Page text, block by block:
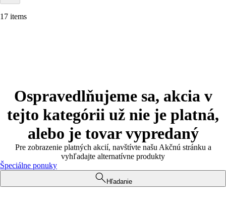
17 items
Ospravedlňujeme sa, akcia v
tejto kategórii už nie je platná,
alebo je tovar vypredaný
Pre zobrazenie platných akcií, navštívte našu Akčnú stránku a
vyhľadajte alternatívne produkty
Špeciálne ponuky
Hľadanie